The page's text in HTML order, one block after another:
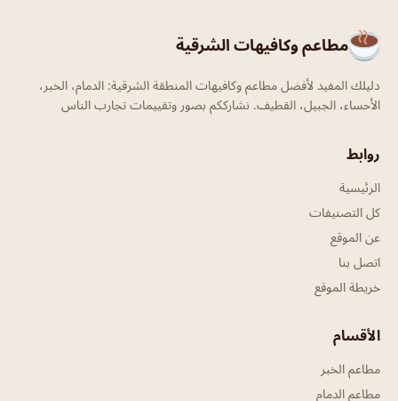
مطاعم وكافيهات الشرقية
دليلك المفيد لأفضل مطاعم وكافيهات المنطقة الشرقية: الدمام، الخبر،
الأحساء، الجبيل، القطيف. نشارككم بصور وتقييمات تجارب الناس
روابط
الرئيسية
كل التصنيفات
عن الموقع
اتصل بنا
خريطة الموقع
الأقسام
مطاعم الخبر
مطاعم الدمام